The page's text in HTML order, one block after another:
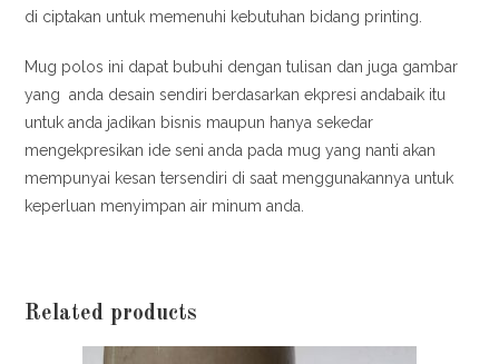
di ciptakan untuk memenuhi kebutuhan bidang printing.
Mug polos ini dapat bubuhi dengan tulisan dan juga gambar
yang anda desain sendiri berdasarkan ekpresi andabaik itu
untuk anda jadikan bisnis maupun hanya sekedar
mengekpresikan ide seni anda pada mug yang nanti akan
mempunyai kesan tersendiri di saat menggunakannya untuk
keperluan menyimpan air minum anda.
Related products